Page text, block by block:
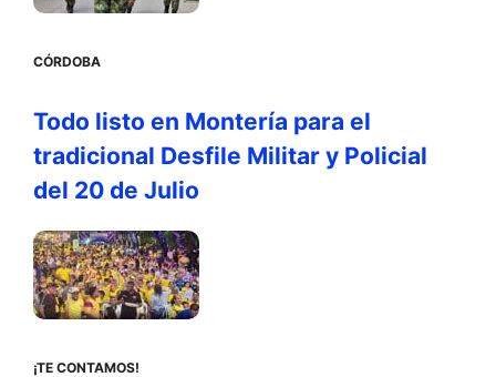
CÓRDOBA
Todo listo en Montería para el
tradicional Desfile Militar y Policial
del 20 de Julio
¡TE CONTAMOS!